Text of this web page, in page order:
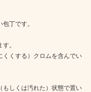
丁です。
。
くくする）クロムを含んでい
もしくは汚れた）状態で置い